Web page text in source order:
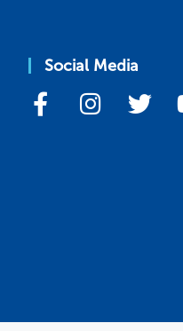
Social Media